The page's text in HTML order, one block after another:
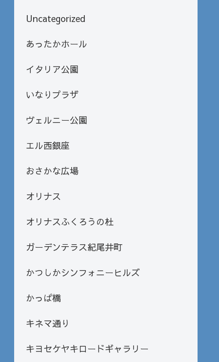
Uncategorized
あったかホール
イタリア公園
いなりプラザ
ヴェルニー公園
エル西銀座
おさかな広場
オリナス
オリナスふくろうの杜
ガーデンテラス紀尾井町
かつしかシンフォニーヒルズ
かっぱ橋
キネマ通り
キヨセケヤキロードギャラリー